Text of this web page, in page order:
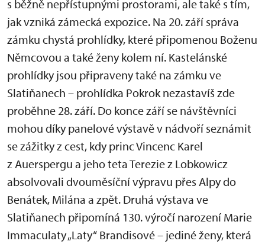
s běžně nepřístupnými prostorami, ale také s tím,
jak vzniká zámecká expozice. Na 20. září správa
zámku chystá prohlídky, které připomenou Boženu
Němcovou a také ženy kolem ní. Kastelánské
prohlídky jsou připraveny také na zámku ve
Slatiňanech – prohlídka Pokrok nezastavíš zde
proběhne 28. září. Do konce září se návštěvníci
mohou díky panelové výstavě v nádvoří seznámit
se zážitky z cest, kdy princ Vincenc Karel
z Auerspergu a jeho teta Terezie z Lobkowicz
absolvovali dvouměsíční výpravu přes Alpy do
Benátek, Milána a zpět. Druhá výstava ve
Slatiňanech připomíná 130. výročí narození Marie
Immaculaty „Laty“ Brandisové – jediné ženy, která